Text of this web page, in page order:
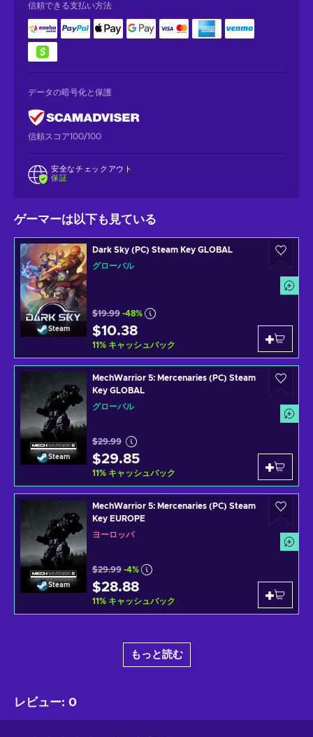
信頼できる支払い方法
データの暗号化と保護
信頼スコア100/100
安全なチェックアウト
保証
ゲーマーは以下も見ている
Steam
Dark Sky (PC) Steam Key GLOBAL
グローバル
$19.99 -48%
$10.38
11% キャッシュバック
Steam
MechWarrior 5: Mercenaries (PC) Steam
Key GLOBAL
グローバル
$29.99
$29.85
11% キャッシュバック
Steam
MechWarrior 5: Mercenaries (PC) Steam
Key EUROPE
ヨーロッパ
$29.99 -4%
$28.88
11% キャッシュバック
もっと読む
レビュー: 0